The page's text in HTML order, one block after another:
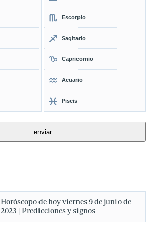
Escorpio
Sagitario
Capricornio
Acuario
Piscis
Horóscopo de hoy viernes 9 de junio de
2023 | Predicciones y signos